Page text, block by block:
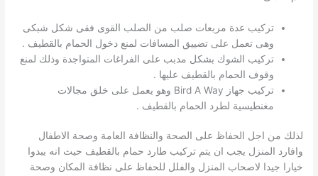
تركيب عدة مربعات صلب من الصلب القوى فقى شكل شبكى
وهى تعمل على تضييق المسافات لمنع دخول الحمام بالقطيف .
تركيب الشوك بشكل مدبب على الفراغات المتواجدة وذلك لمنع
وقوف الحمام بالقطيف عليها .
تركيب جهاز Bird A Way وهو يعمل على خلق مجالات
مغنطيسية لطرد الحمام بالقطيف .
لذلك من اجل الحفاظ على الصحة والنظافة العامة وصحة الاطفال
وافارد المنزل يجب ان يتم تركيب طارد حمام بالقطيف حيث انه يبدوا
خيارا جيدا لاصحاب المنزل والفلل للحفاظ على نظافة المكان وصحة